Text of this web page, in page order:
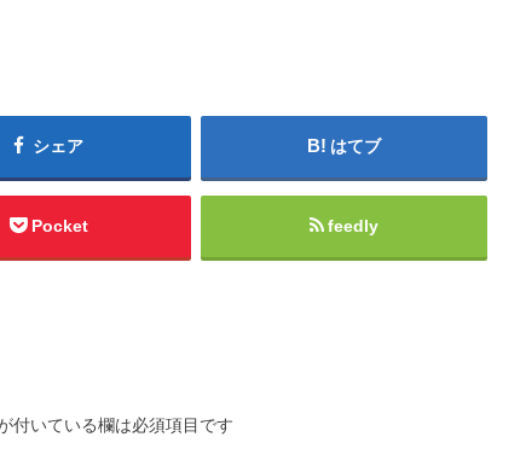
シェア はてブ
Pocket feedly
付いている欄は必須項目です